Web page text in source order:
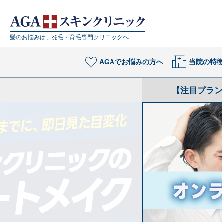
髪のお悩みは、発毛・育毛専門クリニックへ
AGAでお悩みの方へ 当院の特
【注目プラ